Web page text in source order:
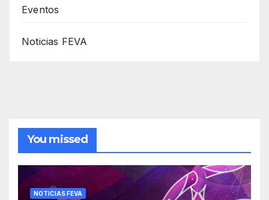
Eventos
Noticias FEVA
You missed
NOTICIAS FEVA